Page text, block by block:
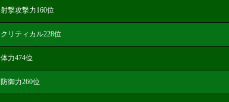
射撃攻撃力160位
クリティカル228位
体力474位
防御力260位